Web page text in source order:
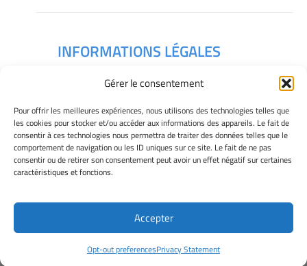
Gérer le consentement
Pour offrir les meilleures expériences, nous utilisons des technologies telles que
les cookies pour stocker et/ou accéder aux informations des appareils. Le fait de
consentir à ces technologies nous permettra de traiter des données telles que le
comportement de navigation ou les ID uniques sur ce site. Le fait de ne pas
consentir ou de retirer son consentement peut avoir un effet négatif sur certaines
caractéristiques et fonctions.
Accepter
Opt-out preferencesPrivacy Statement
INFORMATIONS LÉGALES
Gérer mes cookies
Déclaration de confidentialité
Politique des cookies
Avertissement
Télécharger le plan des campus
Site Officiel - IREDU @ 2026
Copyright Université de Bourgogne Europe